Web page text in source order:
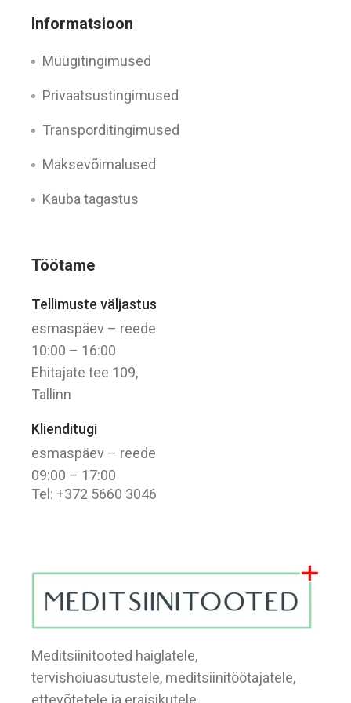
Meditsiinitooted haiglatele,
tervishoiuasutustele, meditsiinitöötajatele,
ettevõtetele ja eraisikutele.
Töötame
Tellimuste väljastus
esmaspäev – reede
10:00 – 16:00
Ehitajate tee 109,
Tallinn
Klienditugi
esmaspäev – reede
09:00 – 17:00
Tel: +372 5660 3046
Informatsioon
Müügitingimused
Privaatsustingimused
Transporditingimused
Maksevõimalused
Kauba tagastus